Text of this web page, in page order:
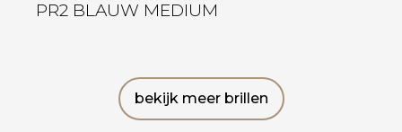
PR2 BLAUW MEDIUM
bekijk meer brillen